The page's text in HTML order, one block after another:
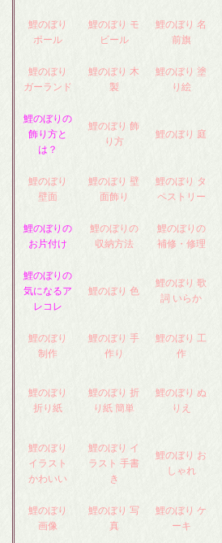
鯉のぼり
ポール
鯉のぼり モ
ビール
鯉のぼり 名
前旗
鯉のぼり
ガーランド
鯉のぼり 木
製
鯉のぼり 塗
り絵
鯉のぼりの
飾り方と
は？
鯉のぼり 飾
り方
鯉のぼり 庭
鯉のぼり
壁面
鯉のぼり 壁
面飾り
鯉のぼり タ
ペストリー
鯉のぼりの
お片付け
鯉のぼりの
収納方法
鯉のぼりの
補修・修理
鯉のぼりの
気になるア
レコレ
鯉のぼり 色
鯉のぼり 歌
詞 いらか
鯉のぼり
制作
鯉のぼり 手
作り
鯉のぼり 工
作
鯉のぼり
折り紙
鯉のぼり 折
り紙 簡単
鯉のぼり ぬ
りえ
鯉のぼり
イラスト
かわいい
鯉のぼり イ
ラスト 手書
き
鯉のぼり お
しゃれ
鯉のぼり
画像
鯉のぼり 写
真
鯉のぼり ケ
ーキ